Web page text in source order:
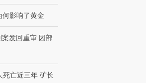
抗争将教
机”？难民潮撕裂西班牙
飞地休达
何影响了黄金
发回重审 因部
死亡近三年 矿长